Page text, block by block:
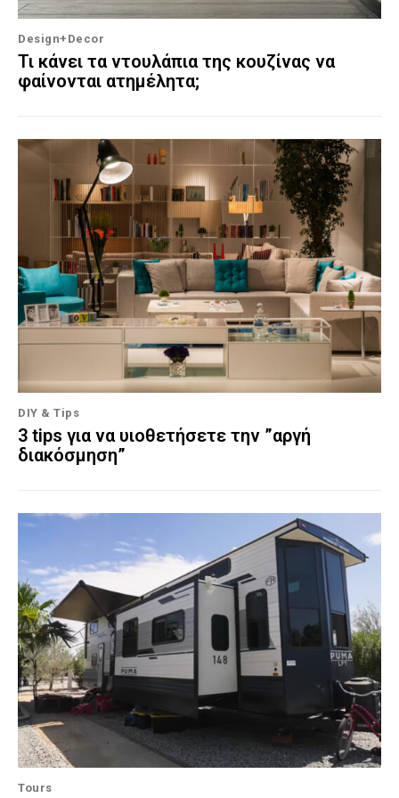
Design+Decor
Τι κάνει τα ντουλάπια της κουζίνας να
φαίνονται ατημέλητα;
DIY & Tips
3 tips για να υιοθετήσετε την ”αργή
διακόσμηση”
Tours